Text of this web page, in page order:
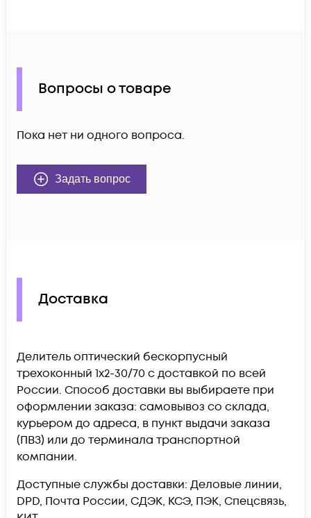
Вопросы о товаре
Пока нет ни одного вопроса.
Задать вопрос
Доставка
Делитель оптический бескорпусный
трехоконный 1х2-30/70 c доставкой по всей
России. Способ доставки вы выбираете при
оформлении заказа: самовывоз со склада,
курьером до адреса, в пункт выдачи заказа
(ПВЗ) или до терминала транспортной
компании.
Доступные службы доставки: Деловые линии,
DPD, Почта России, СДЭК, КСЭ, ПЭК, Спецсвязь,